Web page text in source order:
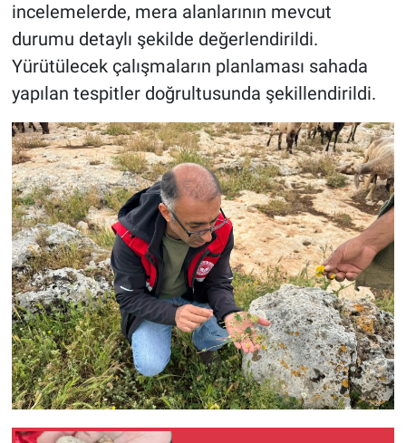
incelemelerde, mera alanlarının mevcut
durumu detaylı şekilde değerlendirildi.
Yürütülecek çalışmaların planlaması sahada
yapılan tespitler doğrultusunda şekillendirildi.